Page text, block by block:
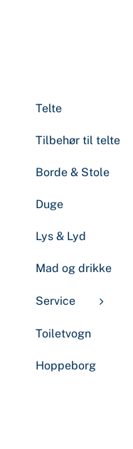
Telte
Tilbehør til telte
Borde & Stole
Duge
Lys & Lyd
Mad og drikke
Service
Toiletvogn
Hoppeborg